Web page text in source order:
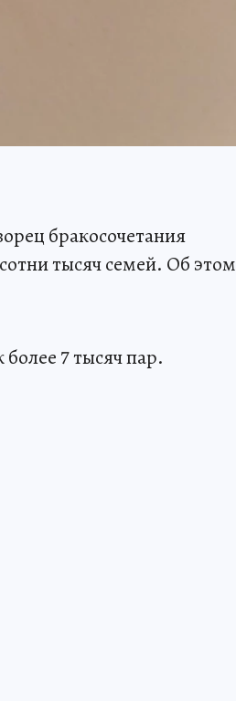
бракосочетания
тысяч семей. Об этом
7 тысяч пар.